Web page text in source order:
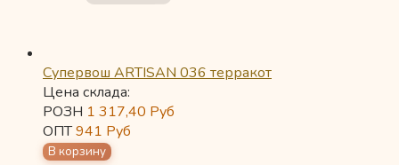
Супервош ARTISAN 036 терракот
Цена склада:
РОЗН 1 317,40 Руб
ОПТ941 Руб